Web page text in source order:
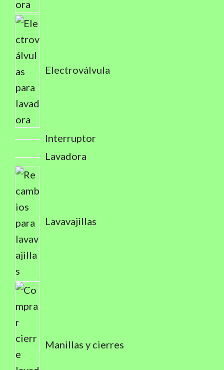
Electroválvula
Interruptor
Lavadora
Lavavajillas
Manillas y cierres